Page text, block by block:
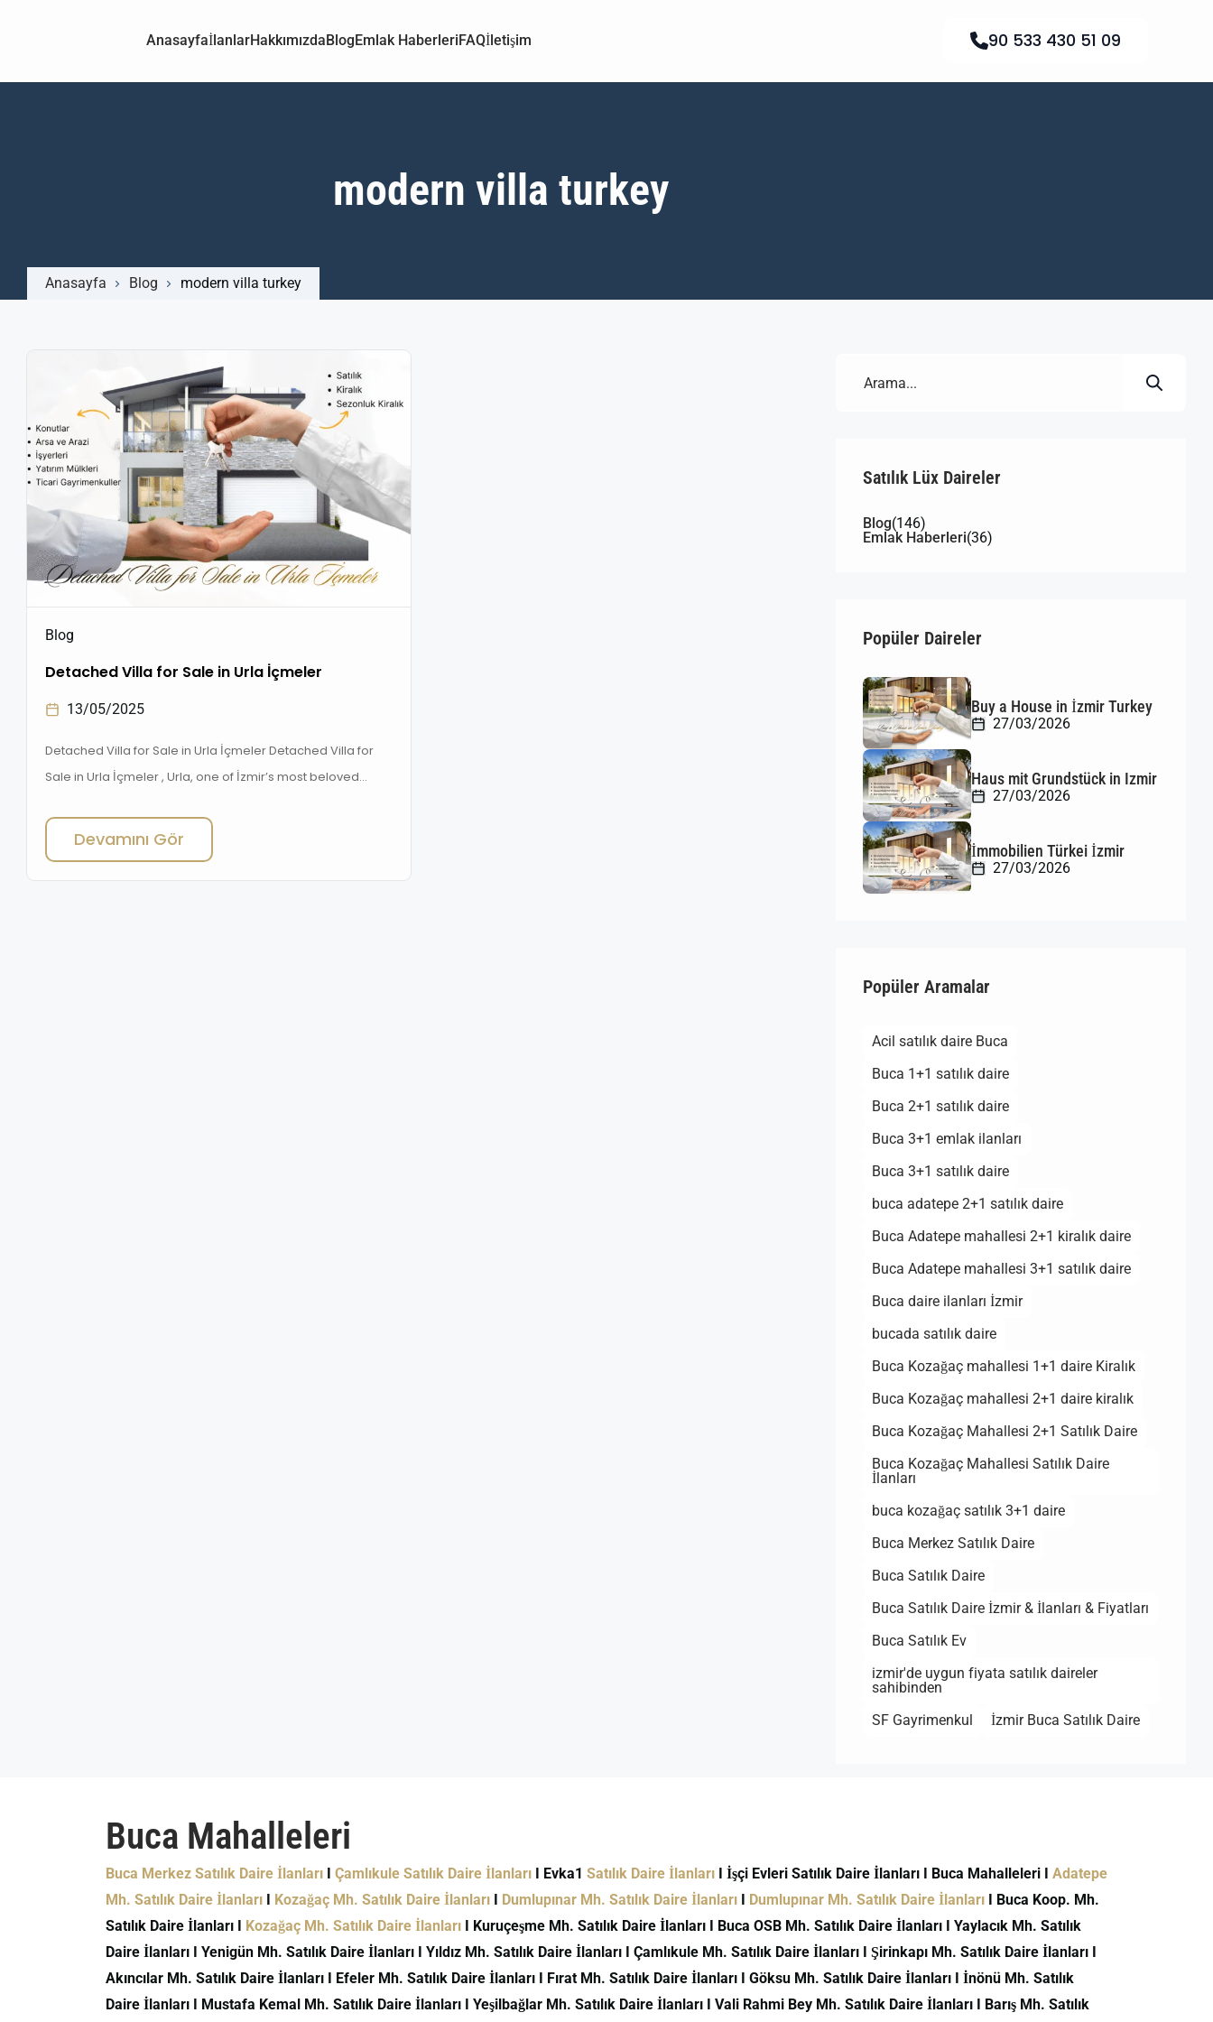
AnasayfaİlanlarHakkımızdaBlogEmlak HaberleriFAQİletişim 90 533 430 51 09
modern villa turkey
Anasayfa Blog modern villa turkey
Blog
Detached Villa for Sale in Urla İçmeler
13/05/2025
Detached Villa for Sale in Urla İçmeler Detached Villa for
Sale in Urla İçmeler , Urla, one of İzmir’s most beloved
natural beauty, peaceful atmosphere, and rising real
estate value. Among Urla’s gems, İçmeler stands out with
its proximity to the sea, tranquil surroundings, and easy
Devamını Gör
Satılık Lüx Daireler
Blog(146)
Emlak Haberleri(36)
Popüler Daireler
Buy a House in İzmir Turkey
27/03/2026
Haus mit Grundstück in Izmir
27/03/2026
İmmobilien Türkei İzmir
27/03/2026
Popüler Aramalar
Acil satılık daire Buca
Buca 1+1 satılık daire
Buca 2+1 satılık daire
Buca 3+1 emlak ilanları
Buca 3+1 satılık daire
buca adatepe 2+1 satılık daire
Buca Adatepe mahallesi 2+1 kiralık daire
Buca Adatepe mahallesi 3+1 satılık daire
Buca daire ilanları İzmir
bucada satılık daire
Buca Kozağaç mahallesi 1+1 daire Kiralık
Buca Kozağaç mahallesi 2+1 daire kiralık
Buca Kozağaç Mahallesi 2+1 Satılık Daire
Buca Kozağaç Mahallesi Satılık Daire
İlanları
buca kozağaç satılık 3+1 daire
Buca Merkez Satılık Daire
Buca Satılık Daire
Buca Satılık Daire İzmir & İlanları & Fiyatları
Buca Satılık Ev
izmir'de uygun fiyata satılık daireler
sahibinden
SF Gayrimenkul
İzmir Buca Satılık Daire
Buca Mahalleleri
Buca Merkez Satılık Daire İlanları I Çamlıkule Satılık Daire İlanları I Evka1 Satılık Daire İlanları I İşçi Evleri Satılık Daire İlanları I Buca Mahalleleri I Adatepe
Mh. Satılık Daire İlanları I Kozağaç Mh. Satılık Daire İlanları I Dumlupınar Mh. Satılık Daire İlanları I Dumlupınar Mh. Satılık Daire İlanları I Buca Koop. Mh.
Satılık Daire İlanları I Kozağaç Mh. Satılık Daire İlanları I Kuruçeşme Mh. Satılık Daire İlanları I Buca OSB Mh. Satılık Daire İlanları I Yaylacık Mh. Satılık
Daire İlanları I Yenigün Mh. Satılık Daire İlanları I Yıldız Mh. Satılık Daire İlanları I Çamlıkule Mh. Satılık Daire İlanları I Şirinkapı Mh. Satılık Daire İlanları I
Akıncılar Mh. Satılık Daire İlanları I Efeler Mh. Satılık Daire İlanları I Fırat Mh. Satılık Daire İlanları I Göksu Mh. Satılık Daire İlanları I İnönü Mh. Satılık
Daire İlanları I Mustafa Kemal Mh. Satılık Daire İlanları I Yeşilbağlar Mh. Satılık Daire İlanları I Vali Rahmi Bey Mh. Satılık Daire İlanları I Barış Mh. Satılık